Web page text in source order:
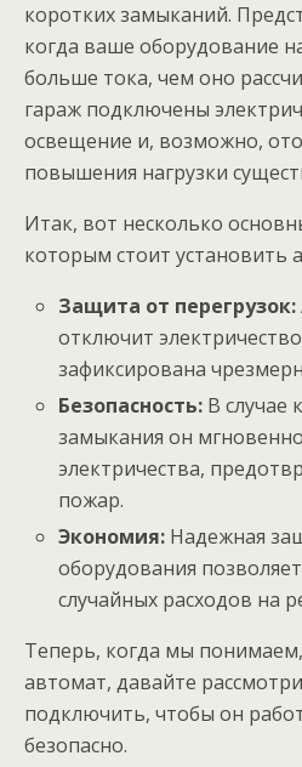
коротких замыканий.
когда ваше оборудование
больше тока, чем оно
гараж подключены
освещение и, возможно,
повышения нагрузки
Итак, вот несколько
которым стоит установить
Защита от перегрузок:
отключит
зафиксирована
Безопасность: В случае
замыкания он
электричества,
пожар.
Экономия: Надежная
оборудования
случайных расходов на
Теперь, когда мы
автомат, давайте
подключить, чтобы он
безопасно.